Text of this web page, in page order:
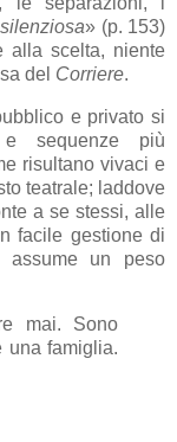
silenziosa» (p. 153)
alla scelta, niente
del Corriere.
e privato si
e sequenze più
risultano vivaci e
teatrale; laddove
a se stessi, alle
facile gestione di
assume un peso
mai. Sono
una famiglia.